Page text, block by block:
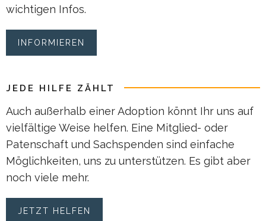
wichtigen Infos.
INFORMIEREN
JEDE HILFE ZÄHLT
Auch außerhalb einer Adoption könnt Ihr uns auf
vielfältige Weise helfen. Eine Mitglied- oder
Patenschaft und Sachspenden sind einfache
Möglichkeiten, uns zu unterstützen. Es gibt aber
noch viele mehr.
JETZT HELFEN